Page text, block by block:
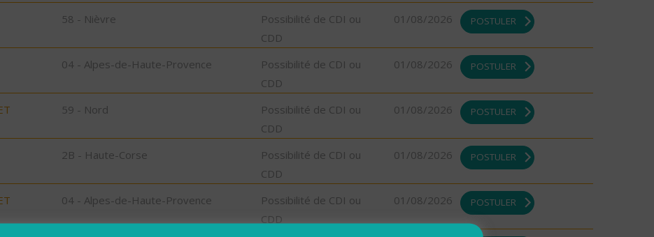
58 - Nièvre
Possibilité de CDI ou
CDD
01/08/2026 POSTULER
04 - Alpes-de-Haute-Provence
Possibilité de CDI ou
CDD
01/08/2026 POSTULER
59 - Nord
Possibilité de CDI ou
CDD
01/08/2026 POSTULER
2B - Haute-Corse
Possibilité de CDI ou
CDD
01/08/2026 POSTULER
04 - Alpes-de-Haute-Provence
Possibilité de CDI ou
CDD
01/08/2026 POSTULER